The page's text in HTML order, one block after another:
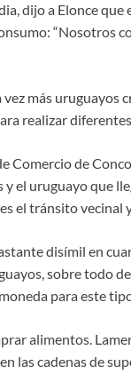
dijo a Elonce
“Nosotros
más uruguayos
realizar
Comercio de
el uruguayo que
el tránsito vecinal
disímil en
sobre todo
para este
alimentos.
las cadenas de